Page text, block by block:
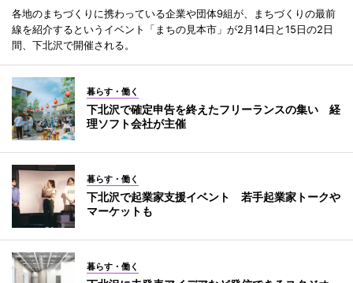
各地のまちづくりに携わっている企業や団体9組が、まちづくりの最前
線を紹介するというイベント「まちの見本市」が2月14日と15日の2日
間、下北沢で開催される。
暮らす・働く
下北沢で確定申告を終えたフリーランスの集い 経
理ソフト会社が主催
暮らす・働く
下北沢で起業家支援イベント 若手起業家トークや
マーケットも
暮らす・働く